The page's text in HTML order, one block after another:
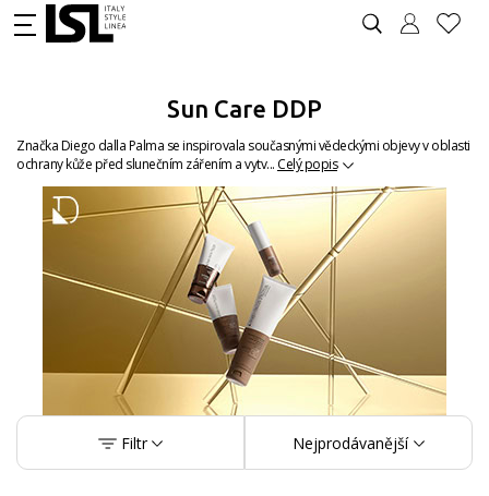
Sun Care DDP
Značka Diego dalla Palma se inspirovala současnými vědeckými objevy v oblasti
ochrany kůže před slunečním zářením a vytv... Celý popis
Filtr Nejprodávanější